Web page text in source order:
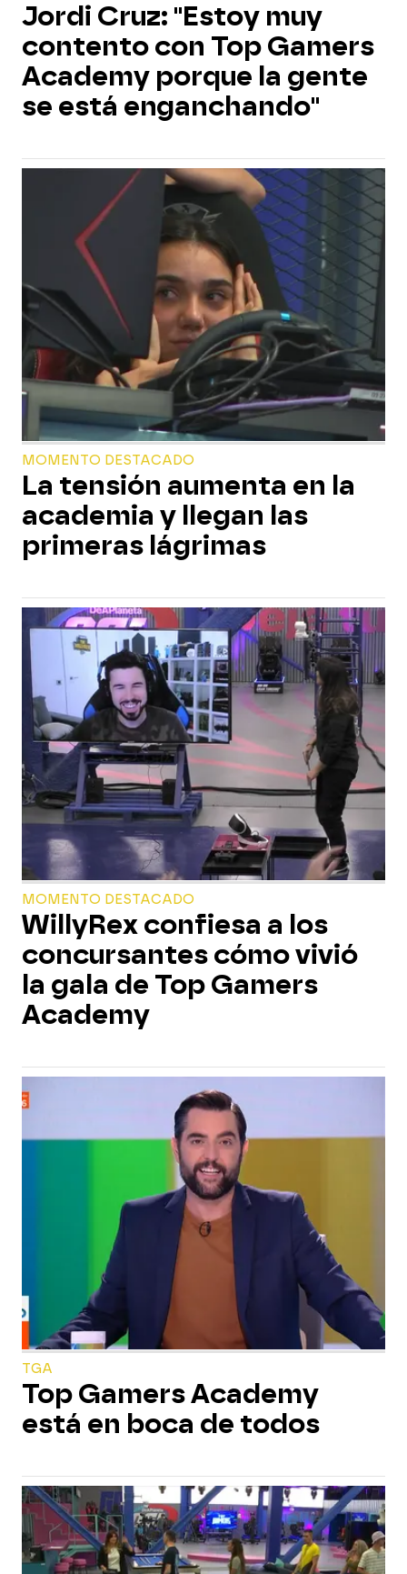
Jordi Cruz: "Estoy muy
contento con Top Gamers
Academy porque la gente
se está enganchando"
MOMENTO DESTACADO
La tensión aumenta en la
academia y llegan las
primeras lágrimas
MOMENTO DESTACADO
WillyRex confiesa a los
concursantes cómo vivió
la gala de Top Gamers
Academy
TGA
Top Gamers Academy
está en boca de todos